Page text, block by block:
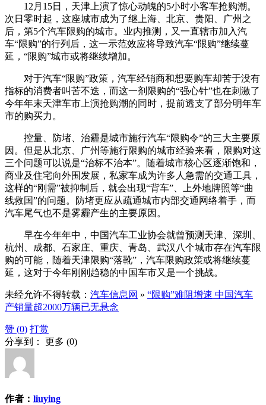
12月15日，天津上演了惊心动魄的5小时小客车抢购潮。
次日零时起，这座城市成为了继上海、北京、贵阳、广州之
后，第5个汽车限购的城市。业内推测，又一直辖市加入汽
车“限购”的行列后，这一示范效应将导致汽车“限购”继续蔓
延，“限购”城市或将继续增加。
对于汽车“限购”政策，汽车经销商和想要购车却苦于没有
指标的消费者叫苦不迭，而这一剂限购的“强心针”也在刺激了
今年年末天津车市上演抢购潮的同时，提前透支了部分明年车
市的购买力。
控量、防堵、治霾是城市施行汽车“限购令”的三大主要原
因。但是从北京、广州等施行限购的城市经验来看，限购对这
三个问题可以说是“治标不治本”。随着城市核心区逐渐饱和，
商业及住宅向外围发展，私家车成为许多人急需的交通工具，
这样的“刚需”被抑制后，就会出现“背车”、上外地牌照等“曲
线救国”的问题。防堵更应从疏通城市内部交通网络着手，而
汽车尾气也不是雾霾产生的主要原因。
早在今年年中，中国汽车工业协会就曾预测天津、深圳、
杭州、成都、石家庄、重庆、青岛、武汉八个城市存在汽车限
购的可能，随着天津限购“落靴”，汽车限购政策或将继续蔓
延，这对于今年刚刚趋稳的中国车市又是一个挑战。
未经允许不得转载： 汽车信息网 » “限购”难阻增速 中国汽车
产销量超2000万辆已无悬念
赞 (0) 打赏
分享到： 更多 (0)
作者： liuying